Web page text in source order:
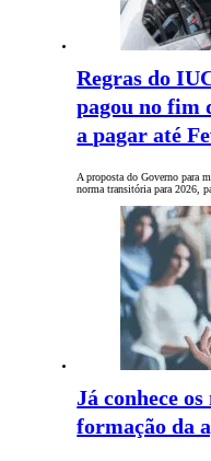
Regras do
pagou no fim
a pagar até
A proposta do Governo para
norma transitória para 2026,
Já conhece
formação da